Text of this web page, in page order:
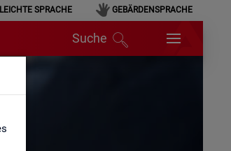
LEICHTE SPRACHE GEBÄRDENSPRACHE
Suche